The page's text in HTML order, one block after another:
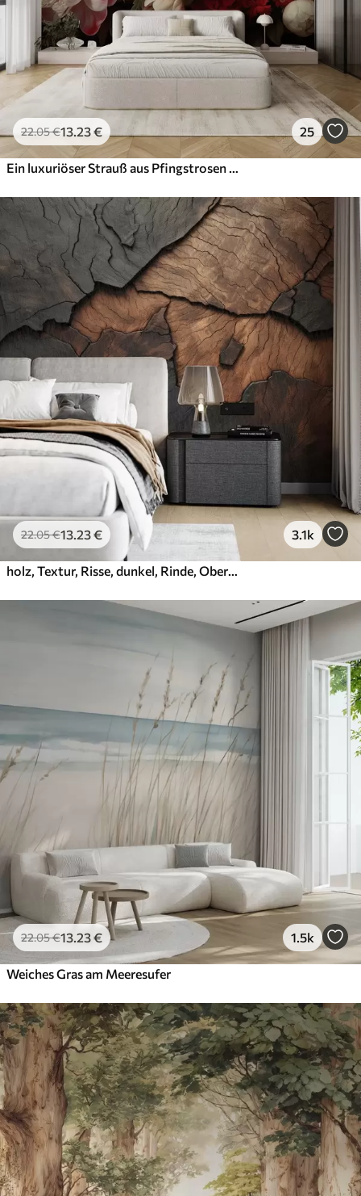
22.05€13 .23€ 25
22.05€13 .23€ 3.1k
22.05€13 .23€ 1.5k
Weiches Gras am Meeresufer